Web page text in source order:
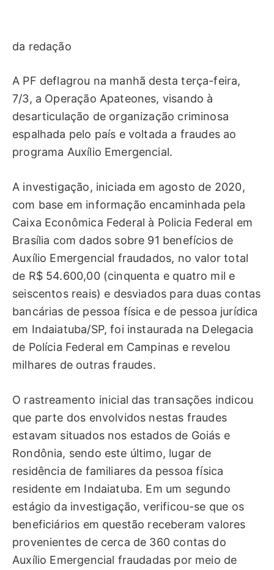
da redação
A PF deflagrou na manhã desta terça-feira,
7/3, a Operação Apateones, visando à
desarticulação de organização criminosa
espalhada pelo país e voltada a fraudes ao
programa Auxílio Emergencial.
A investigação, iniciada em agosto de 2020,
com base em informação encaminhada pela
Caixa Econômica Federal à Policia Federal em
Brasília com dados sobre 91 benefícios de
Auxílio Emergencial fraudados, no valor total
de R$ 54.600,00 (cinquenta e quatro mil e
seiscentos reais) e desviados para duas contas
bancárias de pessoa física e de pessoa jurídica
em Indaiatuba/SP, foi instaurada na Delegacia
de Polícia Federal em Campinas e revelou
milhares de outras fraudes.
O rastreamento inicial das transações indicou
que parte dos envolvidos nestas fraudes
estavam situados nos estados de Goiás e
Rondônia, sendo este último, lugar de
residência de familiares da pessoa física
residente em Indaiatuba. Em um segundo
estágio da investigação, verificou-se que os
beneficiários em questão receberam valores
provenientes de cerca de 360 contas do
Auxílio Emergencial fraudadas por meio de